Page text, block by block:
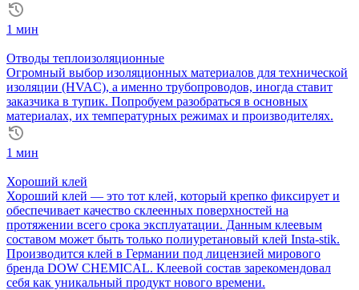
1 мин
Отводы теплоизоляционные
Огромный выбор изоляционных материалов для технической
изоляции (HVAC), а именно трубопроводов, иногда ставит
заказчика в тупик. Попробуем разобраться в основных
материалах, их температурных режимах и производителях.
1 мин
Хороший клей
Хороший клей — это тот клей, который крепко фиксирует и
обеспечивает качество склеенных поверхностей на
протяжении всего срока эксплуатации. Данным клеевым
составом может быть только полиуретановый клей Insta-stik.
Производится клей в Германии под лицензией мирового
бренда DOW CHEMICAL. Клеевой состав зарекомендовал
себя как уникальный продукт нового времени.